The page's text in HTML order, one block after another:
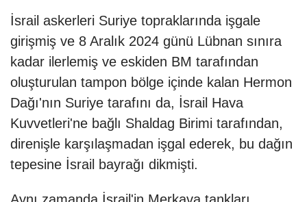
İsrail askerleri Suriye topraklarında işgale
girişmiş ve 8 Aralık 2024 günü Lübnan sınıra
kadar ilerlemiş ve eskiden BM tarafından
oluşturulan tampon bölge içinde kalan Hermon
Dağı'nın Suriye tarafını da, İsrail Hava
Kuvvetleri'ne bağlı Shaldag Birimi tarafından,
direnişle karşılaşmadan işgal ederek, bu dağın
tepesine İsrail bayrağı dikmişti.